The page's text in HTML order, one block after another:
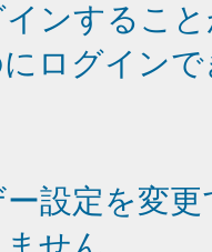
ンするこ
ログイン
設定を変